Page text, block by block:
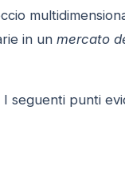
in un mercato
seguenti punti